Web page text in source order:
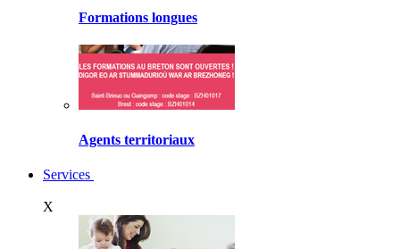
Formations longues
Agents territoriaux
Services
X